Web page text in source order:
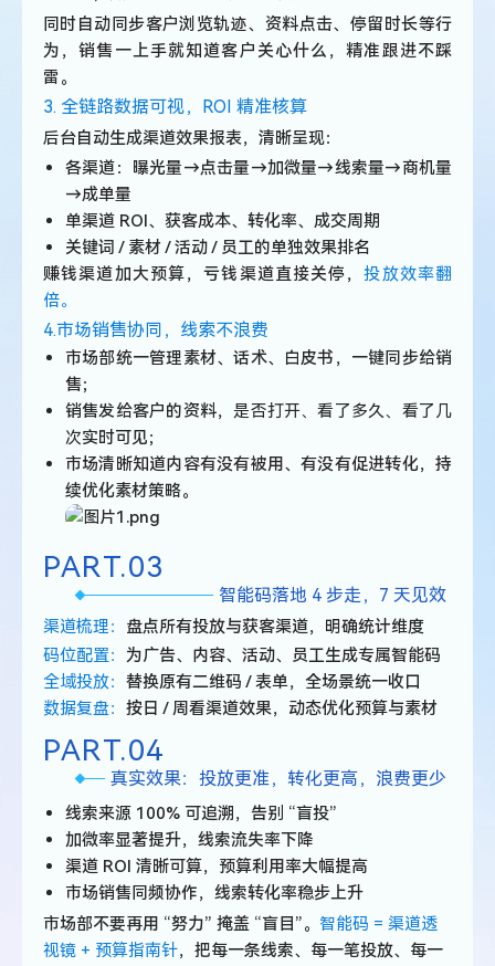
同时自动同步客户浏览轨迹、资料点击、停留时长等行
为，销售一上手就知道客户关心什么，精准跟进不踩
雷。
3. 全链路数据可视，ROI 精准核算
后台自动生成渠道效果报表，清晰呈现：
各渠道：曝光量→点击量→加微量→线索量→商机量
→成单量
单渠道 ROI、获客成本、转化率、成交周期
关键词 / 素材 / 活动 / 员工的单独效果排名
赚钱渠道加大预算，亏钱渠道直接关停，投放效率翻
倍。
4.市场销售协同，线索不浪费
市场部统一管理素材、话术、白皮书，一键同步给销
售；
销售发给客户的资料，是否打开、看了多久、看了几
次实时可见；
市场清晰知道内容有没有被用、有没有促进转化，持
续优化素材策略。
PART.03
智能码落地 4 步走，7 天见效
渠道梳理： 盘点所有投放与获客渠道，明确统计维度
码位配置： 为广告、内容、活动、员工生成专属智能码
全域投放： 替换原有二维码 / 表单，全场景统一收口
数据复盘： 按日 / 周看渠道效果，动态优化预算与素材
PART.04
真实效果：投放更准，转化更高，浪费更少
线索来源 100% 可追溯，告别 “盲投”
加微率显著提升，线索流失率下降
渠道 ROI 清晰可算，预算利用率大幅提高
市场销售同频协作，线索转化率稳步上升
市场部不要再用 “努力” 掩盖 “盲目”。 智能码 = 渠道透
视镜 + 预算指南针，把每一条线索、每一笔投放、每一